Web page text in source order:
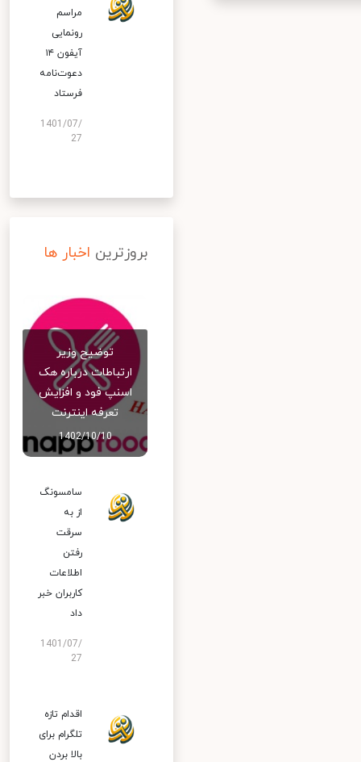
مراسم
رونمایی
آیفون ۱۴
دعوت‌نامه
فرستاد
1401/07/
27
بروزترین اخبار ها
توضیح وزیر
ارتباطات درباره هک
اسنپ‌ فود و افزایش
تعرفه اینترنت
1402/10/10
سامسونگ
از به
سرقت
رفتن
اطلاعات
کاربران خبر
داد
1401/07/
27
اقدام تازه
تلگرام برای
بالا بردن